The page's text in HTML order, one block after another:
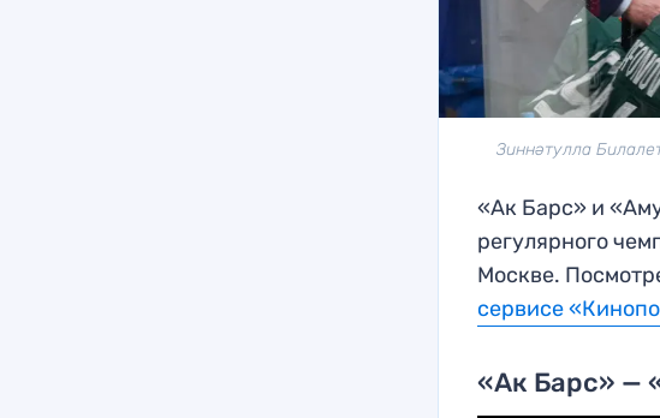
Зиннәтулла
«Ак Барс» и
регулярного
Москве.
сервисе
«Ак Барс» —